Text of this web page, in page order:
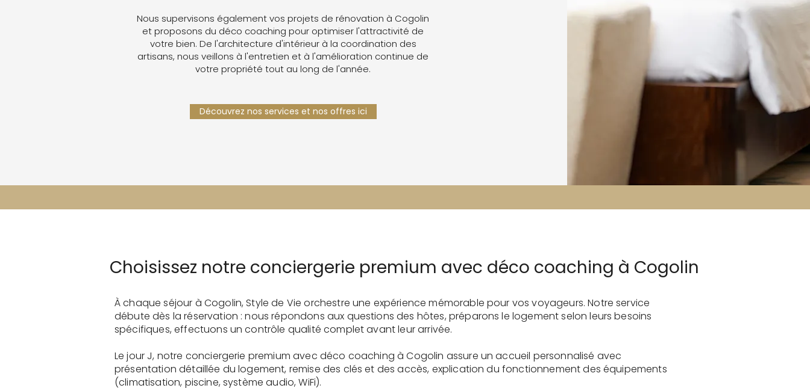
Nous supervisons également vos projets de rénovation à Cogolin
et proposons du déco coaching pour optimiser l'attractivité de
votre bien. De l'architecture d'intérieur à la coordination des
artisans, nous veillons à l'entretien et à l'amélioration continue de
votre propriété tout au long de l'année.
Découvrez nos services et nos offres ici
Choisissez notre conciergerie premium avec déco coaching à Cogolin
À chaque séjour à Cogolin, Style de Vie orchestre une expérience mémorable pour vos voyageurs. Notre service
débute dès la réservation : nous répondons aux questions des hôtes, préparons le logement selon leurs besoins
spécifiques, effectuons un contrôle qualité complet avant leur arrivée.
Le jour J, notre conciergerie premium avec déco coaching à Cogolin assure un accueil personnalisé avec
présentation détaillée du logement, remise des clés et des accès, explication du fonctionnement des équipements
(climatisation, piscine, système audio, WiFi).